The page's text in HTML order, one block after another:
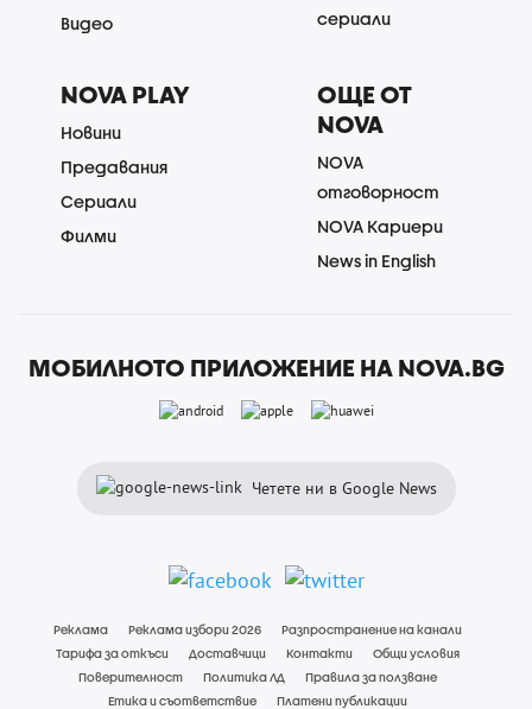
Видео
сериали
NOVA PLAY
Новини
Предавания
Сериали
Филми
ОЩЕ ОТ
NOVA
NOVA
отговорност
NOVA Кариери
News in English
МОБИЛНОТО ПРИЛОЖЕНИЕ НА NOVA.BG
Четете ни в Google News
Реклама Реклама избори 2026
Разпространение на канали
Тарифа за откъси
Доставчици Контакти
Общи условия
Поверителност
Политика ЛД
Правила за ползване
Етика и съответствие
Платени публикации